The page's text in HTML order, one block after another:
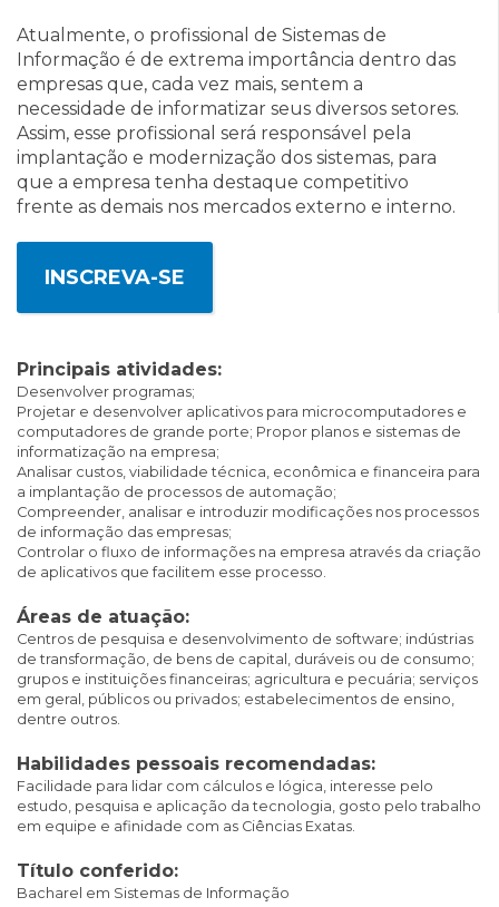
Atualmente, o profissional de Sistemas de
Informação é de extrema importância dentro das
empresas que, cada vez mais, sentem a
necessidade de informatizar seus diversos setores.
Assim, esse profissional será responsável pela
implantação e modernização dos sistemas, para
que a empresa tenha destaque competitivo
frente as demais nos mercados externo e interno.
INSCREVA-SE
Principais atividades:
Desenvolver programas;
Projetar e desenvolver aplicativos para microcomputadores e
computadores de grande porte; Propor planos e sistemas de
informatização na empresa;
Analisar custos, viabilidade técnica, econômica e financeira para
a implantação de processos de automação;
Compreender, analisar e introduzir modificações nos processos
de informação das empresas;
Controlar o fluxo de informações na empresa através da criação
de aplicativos que facilitem esse processo.
Áreas de atuação:
Centros de pesquisa e desenvolvimento de software; indústrias
de transformação, de bens de capital, duráveis ou de consumo;
grupos e instituições financeiras; agricultura e pecuária; serviços
em geral, públicos ou privados; estabelecimentos de ensino,
dentre outros.
Habilidades pessoais recomendadas:
Facilidade para lidar com cálculos e lógica, interesse pelo
estudo, pesquisa e aplicação da tecnologia, gosto pelo trabalho
em equipe e afinidade com as Ciências Exatas.
Título conferido:
Bacharel em Sistemas de Informação